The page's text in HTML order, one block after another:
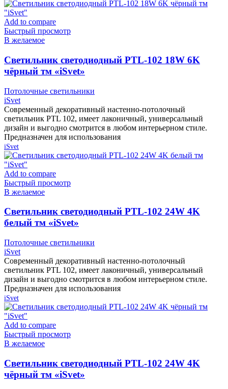
Add to compare
Быстрый просмотр
В желаемое
Cветильник светодиодный PTL-102 18W 6K
чёрный тм «iSvet»
Потолочные светильники
iSvet
Современный декоративный настенно-потолочный
светильник PTL 102, имеет лаконичный, универсальный
дизайн и выгодно смотрится в любом интерьерном стиле.
Предназначен для использования
iSvet
Add to compare
Быстрый просмотр
В желаемое
Cветильник светодиодный PTL-102 24W 4K
белый тм «iSvet»
Потолочные светильники
iSvet
Современный декоративный настенно-потолочный
светильник PTL 102, имеет лаконичный, универсальный
дизайн и выгодно смотрится в любом интерьерном стиле.
Предназначен для использования
iSvet
Add to compare
Быстрый просмотр
В желаемое
Cветильник светодиодный PTL-102 24W 4K
чёрный тм «iSvet»